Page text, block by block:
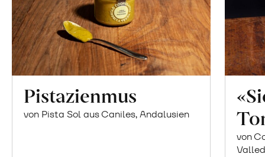
Pistazienmus
von Pista Sol aus Caniles, Andalusien
von